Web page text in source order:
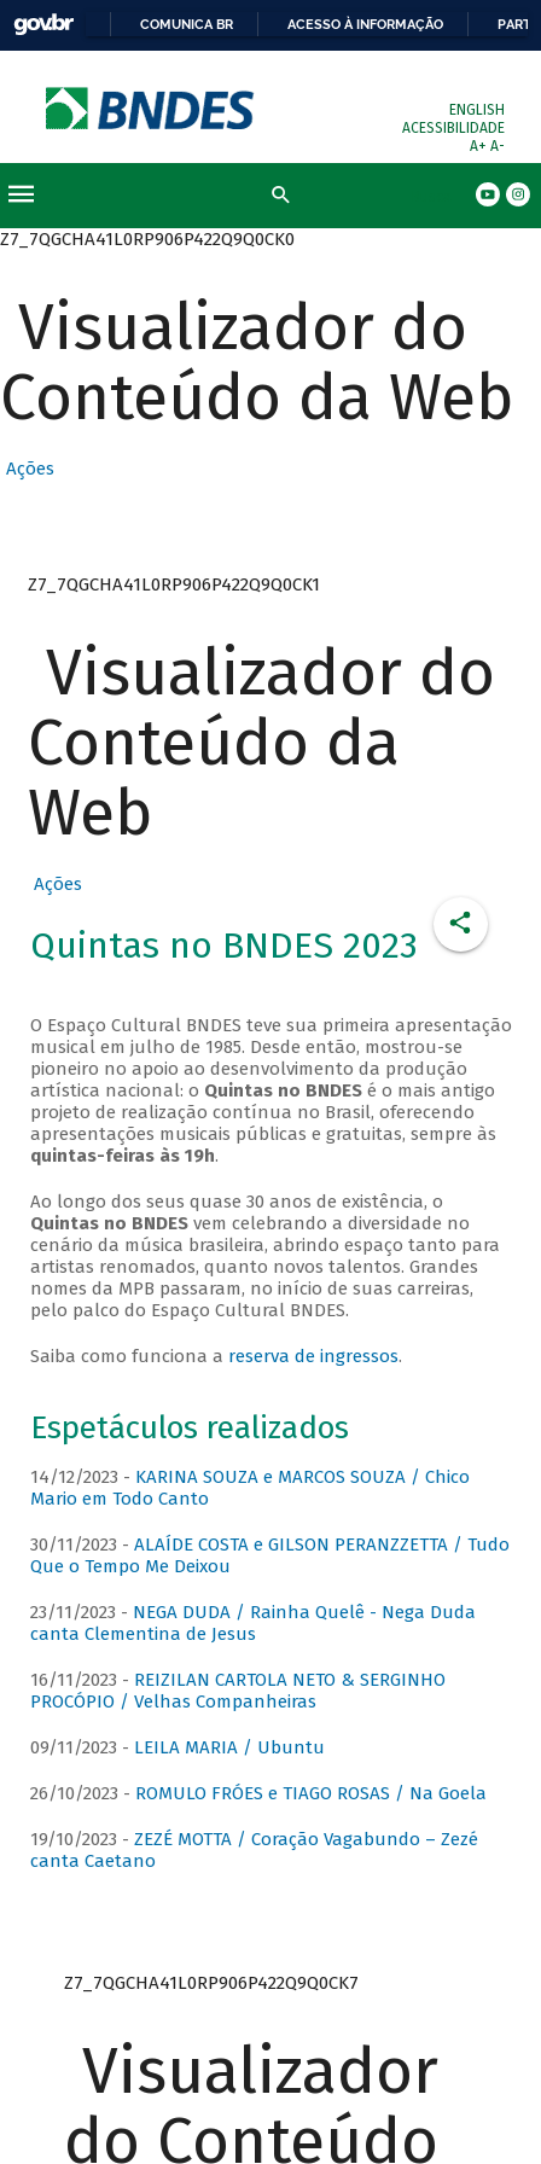
COMUNICA BR ACESSO À INFORMAÇÃO
ENGLISH
ACESSIBILIDADE
A+ A-
Z7_7QGCHA41L0RP906P422Q9Q0CK0
Visualizador do
Conteúdo da Web
Ações
Z7_7QGCHA41L0RP906P422Q9Q0CK1
Visualizador do
Conteúdo da
Web
Ações
Quintas no BNDES 2023
O Espaço Cultural BNDES teve sua primeira apresentação
musical em julho de 1985. Desde então, mostrou-se
pioneiro no apoio ao desenvolvimento da produção
artística nacional: o Quintas no BNDESé o mais antigo
projeto de realização contínua no Brasil, oferecendo
apresentações musicais públicas e gratuitas, sempre às
quintas-feiras às 19h.
Ao longo dos seus quase 30 anos de existência, o
Quintas no BNDESvem celebrando a diversidade no
cenário da música brasileira, abrindo espaço tanto para
artistas renomados, quanto novos talentos. Grandes
nomes da MPB passaram, no início de suas carreiras,
pelo palco do Espaço Cultural BNDES.
Saiba como funciona a reserva de ingressos.
Espetáculos realizados
14/12/2023 - KARINA SOUZA e MARCOS SOUZA / Chico
Mario em Todo Canto
30/11/2023 - ALAÍDE COSTA e GILSON PERANZZETTA / Tudo
Que o Tempo Me Deixou
23/11/2023 - NEGA DUDA / Rainha Quelê - Nega Duda
canta Clementina de Jesus
16/11/2023 - REIZILAN CARTOLA NETO & SERGINHO
PROCÓPIO / Velhas Companheiras
09/11/2023 - LEILA MARIA / Ubuntu
26/10/2023 - ROMULO FRÓES e TIAGO ROSAS / Na Goela
19/10/2023 - ZEZÉ MOTTA / Coração Vagabundo – Zezé
canta Caetano
Z7_7QGCHA41L0RP906P422Q9Q0CK7
Visualizador
do Conteúdo